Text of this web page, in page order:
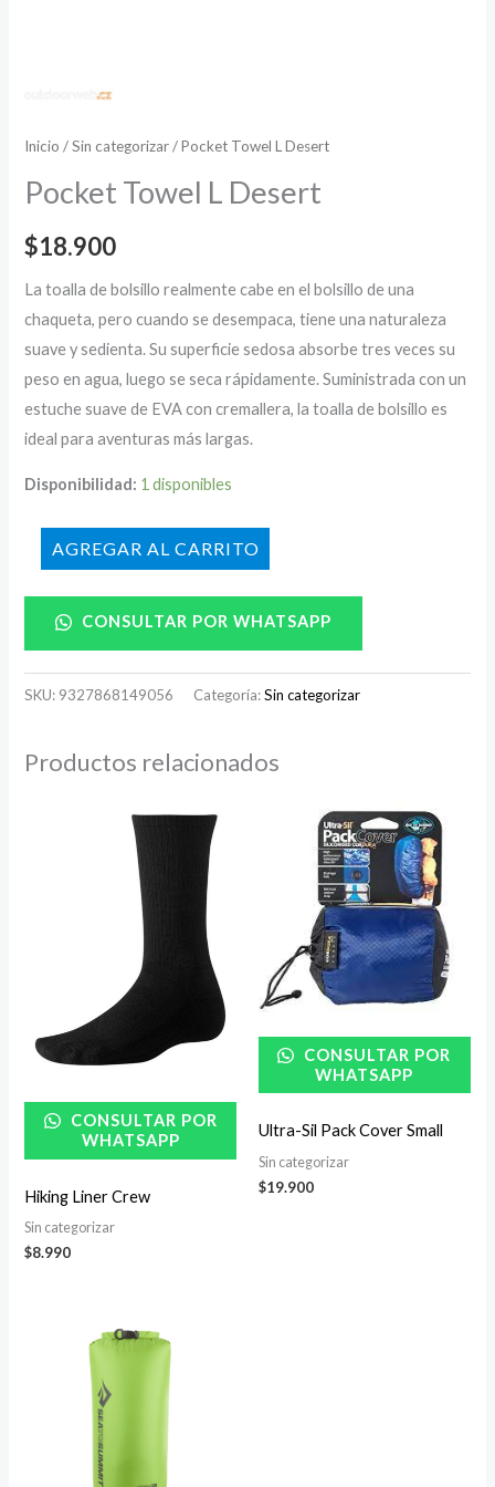
Inicio /Sin categorizar/ Pocket Towel L Desert
Pocket Towel L Desert
$18.900
La toalla de bolsillo realmente cabe en el bolsillo de una
chaqueta, pero cuando se desempaca, tiene una naturaleza
suave y sedienta. Su superficie sedosa absorbe tres veces su
peso en agua, luego se seca rápidamente. Suministrada con un
estuche suave de EVA con cremallera, la toalla de bolsillo es
ideal para aventuras más largas.
Disponibilidad: 1 disponibles
AÑADIR AL CARRITO
CONSULTAR POR WHATSAPP
SKU: 9327868149056 Categoría:Sin categorizar
Productos relacionados
CONSULTAR POR
WHATSAPP
Hiking Liner Crew
Sin categorizar
$8.990
CONSULTAR POR
WHATSAPP
Ultra-Sil Pack Cover Small
Sin categorizar
$19.900